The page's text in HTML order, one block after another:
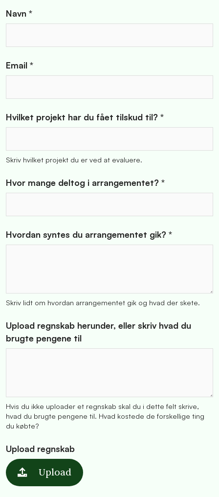
Navn *
Email *
Hvilket projekt har du fået tilskud til? *
Skriv hvilket projekt du er ved at evaluere.
Hvor mange deltog i arrangementet? *
Hvordan syntes du arrangementet gik? *
Skriv lidt om hvordan arrangementet gik og hvad der skete.
Upload regnskab herunder, eller skriv hvad du
brugte pengene til
Hvis du ikke uploader et regnskab skal du i dette felt skrive,
hvad du brugte pengene til. Hvad kostede de forskellige ting
du købte?
Upload regnskab
Upload